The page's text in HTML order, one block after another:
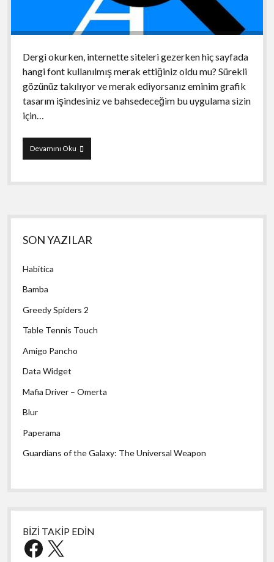
Dergi okurken, internette siteleri gezerken hiç sayfada
hangi font kullanılmış merak ettiğiniz oldu mu? Sürekli
gözünüz takılıyor ve merak ediyorsanız eminim grafik
tasarım işindesiniz ve bahsedeceğim bu uygulama sizin
için…
Devamını OkuWhatTheFont
Yan
Menü
SON YAZILAR
Habitica
Bamba
Greedy Spiders 2
Table Tennis Touch
Amigo Pancho
Data Widget
Mafia Driver – Omerta
Blur
Paperama
Guardians of the Galaxy: The Universal Weapon
BİZİ TAKİP EDİN
Facebook
X